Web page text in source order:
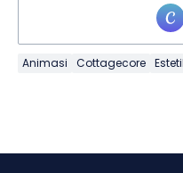
Animasi Cottagecore